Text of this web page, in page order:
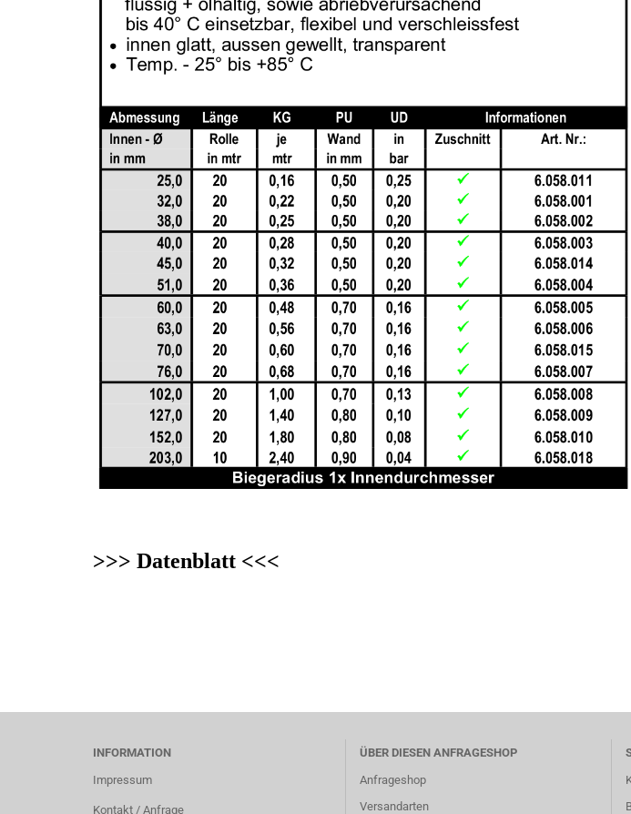
>>> Datenblatt <<<
INFORMATION
Impressum
Kontakt / Anfrage
ÜBER DIESEN ANFRAGESHOP
Anfrageshop
Versandarten